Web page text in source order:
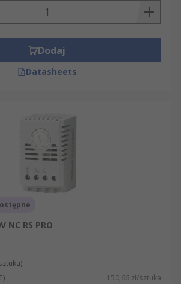
Dodaj
Datasheets
RS PRO
150,66 zł/sztuka